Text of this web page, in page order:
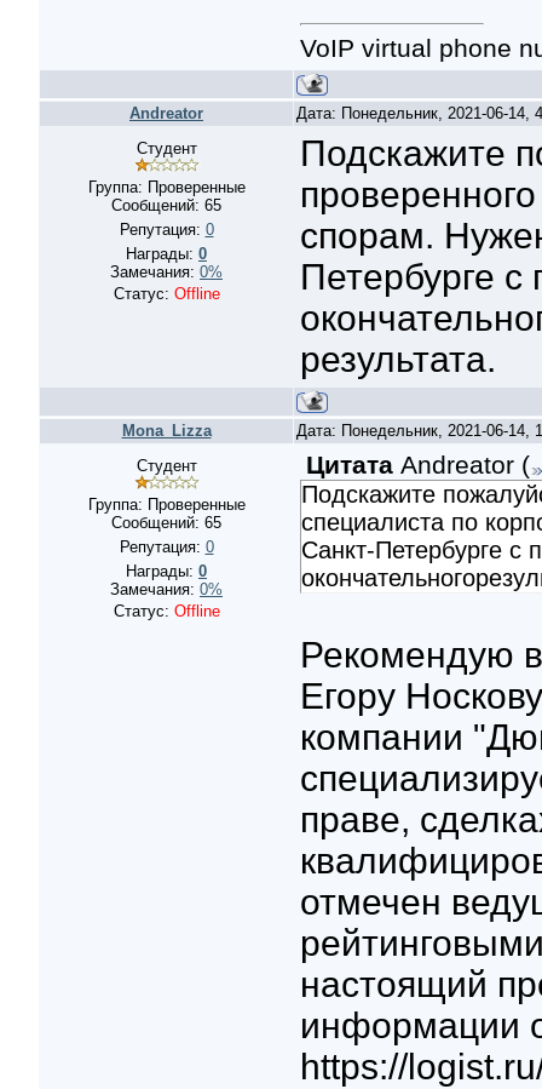
VoIP virtual phone
Andreator
Дата: Понедельник, 2021-06-
Студент
Группа: Проверенные
Сообщений: 65
Репутация: 0
Награды: 0
Замечания: 0%
Статус: Offline
Подскажите
спорам.
Петербурге
результата.
Mona_Lizza
Дата: Понедельник, 2021-06-
Студент
Группа: Проверенные
Сообщений: 65
Репутация: 0
Награды: 0
Замечания: 0%
Статус: Offline
Цитата Andreator (
Подскажите
специалиста по
Санкт-Петербурге
Рекомендую
Егору
компании
праве,
отмечен
настоящий
информации
https://